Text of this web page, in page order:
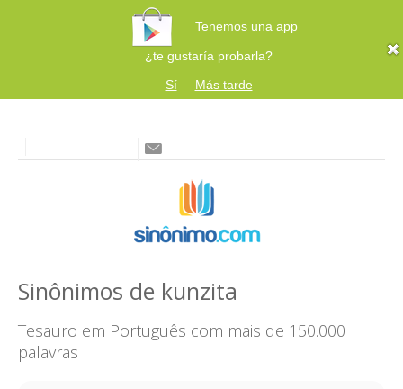
Tenemos una app
¿te gustaría probarla?
Sí
Más tarde
Sinônimos de kunzita
Tesauro em Português com mais de 150.000
palavras